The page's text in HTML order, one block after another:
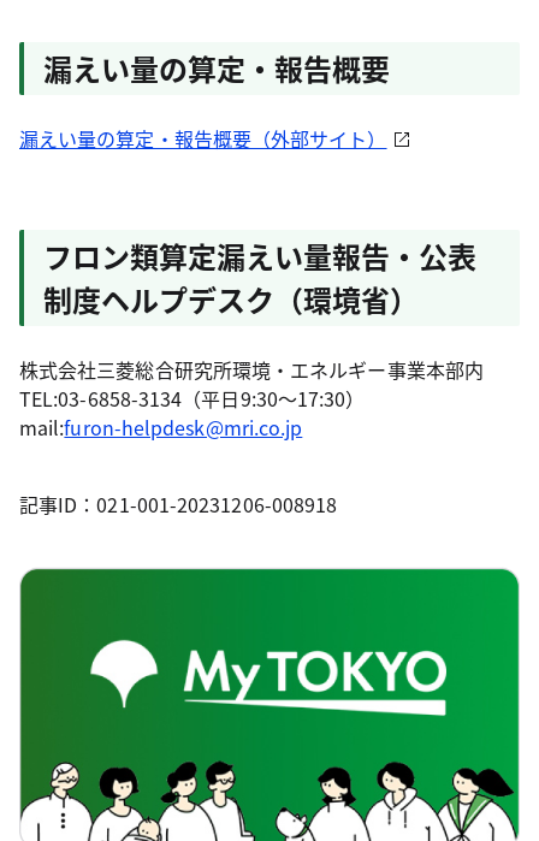
漏えい量の算定・報告概要
漏えい量の算定・報告概要（外部サイト）
フロン類算定漏えい量報告・公表
制度ヘルプデスク（環境省）
株式会社三菱総合研究所環境・エネルギー事業本部内
TEL:03-6858-3134（平日9:30～17:30）
mail:furon-helpdesk@mri.co.jp
記事ID：021-001-20231206-008918